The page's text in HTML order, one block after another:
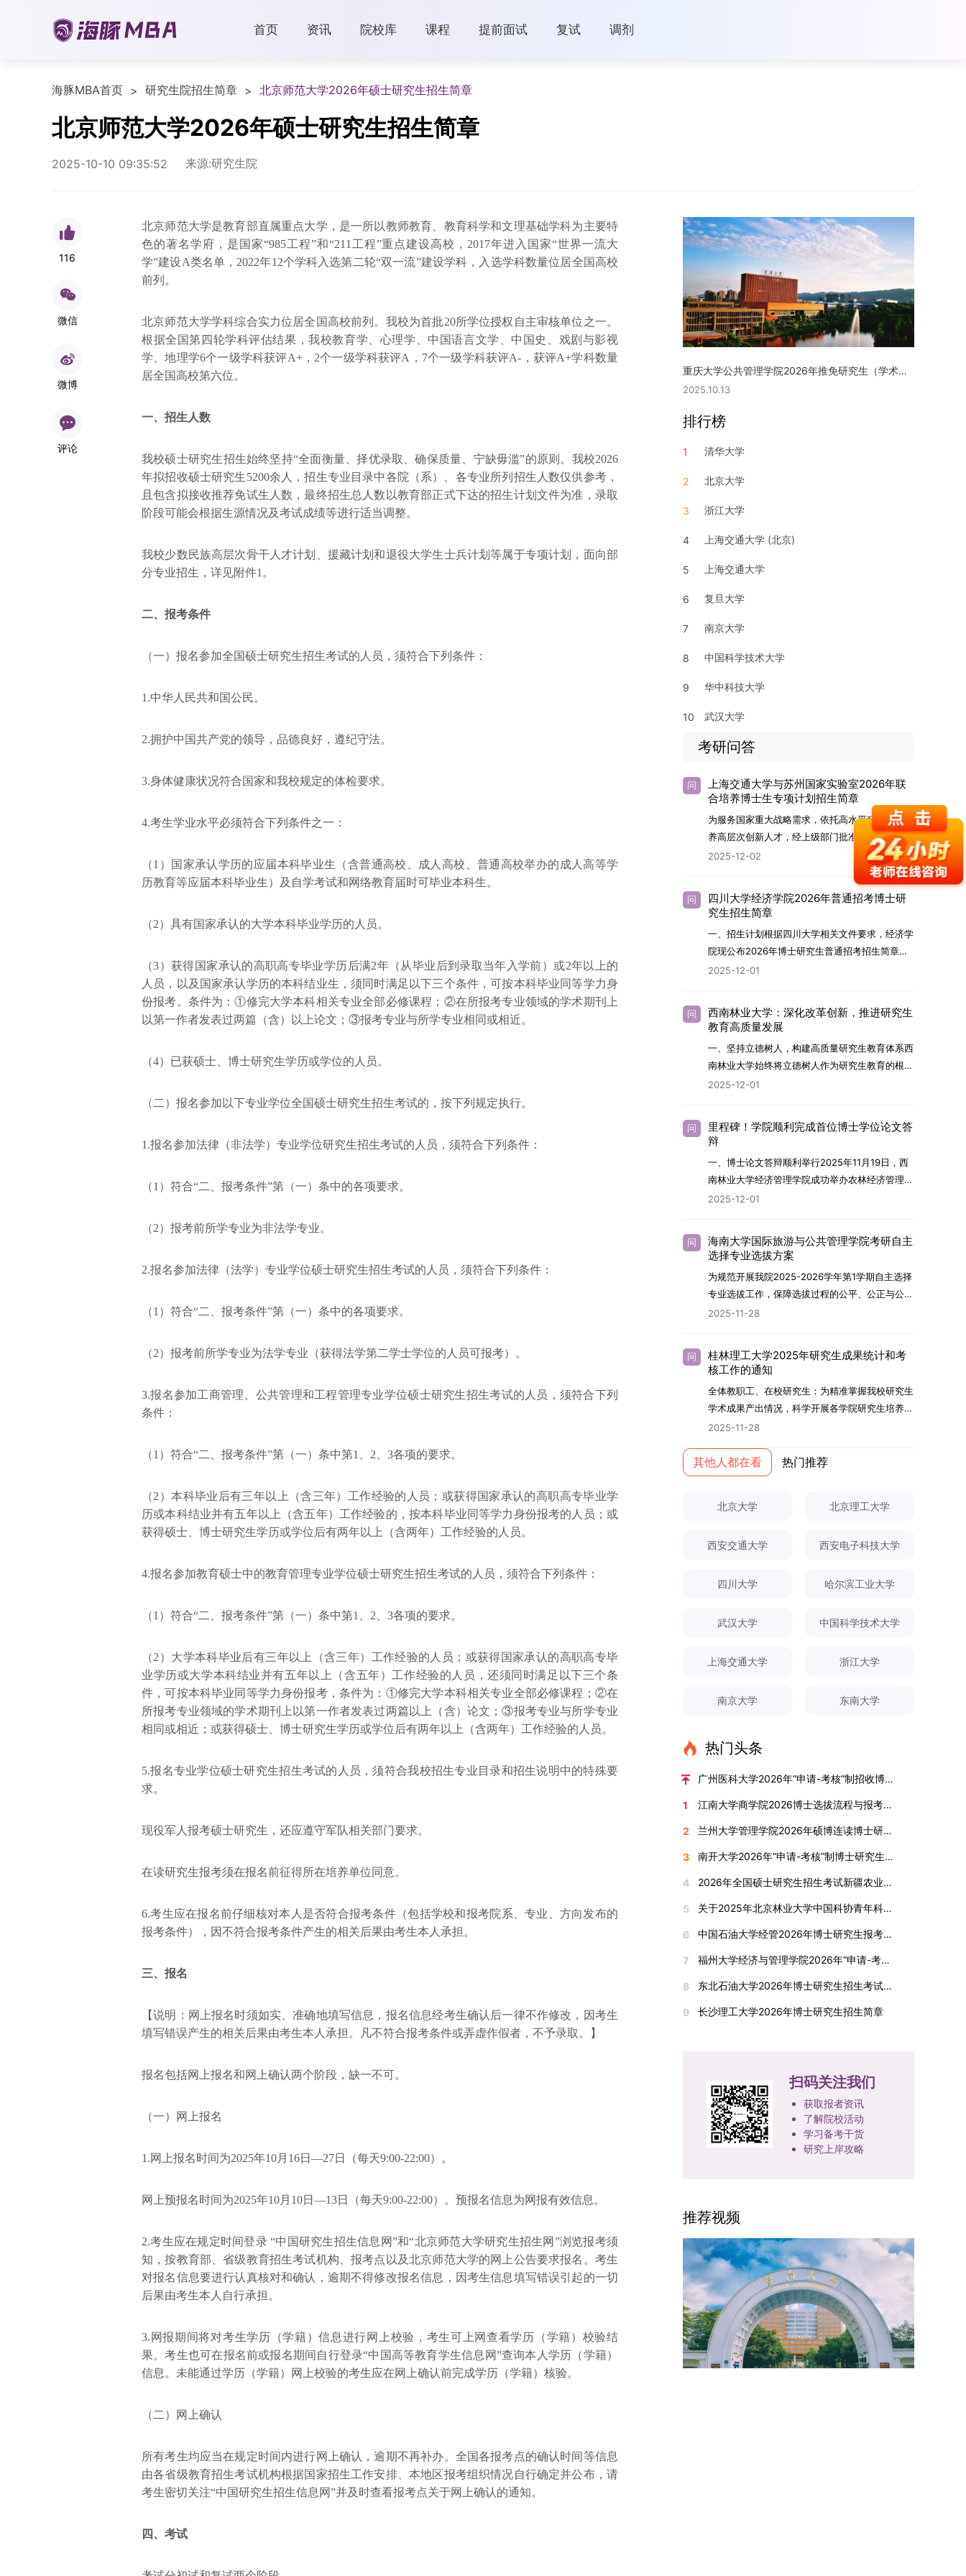
首页 资讯 院校库 课程 提前面试 复试 调剂
海豚MBA首页 > 研究生院招生简章 > 北京师范大学2026年硕士研究生招生简章
北京师范大学2026年硕士研究生招生简章
2025-10-10 09:35:52 来源:研究生院
116
微信
微博
评论
北京师范大学是教育部直属重点大学，是一所以教师教育、教育科学和文理基础学科为主要特
色的著名学府，是国家“985工程”和“211工程”重点建设高校，2017年进入国家“世界一流大
学”建设A类名单，2022年12个学科入选第二轮“双一流”建设学科，入选学科数量位居全国高校
前列。
北京师范大学学科综合实力位居全国高校前列。我校为首批20所学位授权自主审核单位之一。
根据全国第四轮学科评估结果，我校教育学、心理学、中国语言文学、中国史、戏剧与影视
学、地理学6个一级学科获评A+，2个一级学科获评A，7个一级学科获评A-，获评A+学科数量
居全国高校第六位。
一、招生人数
我校硕士研究生招生始终坚持“全面衡量、择优录取、确保质量、宁缺毋滥”的原则。我校2026
年拟招收硕士研究生5200余人，招生专业目录中各院（系）、各专业所列招生人数仅供参考，
且包含拟接收推荐免试生人数，最终招生总人数以教育部正式下达的招生计划文件为准，录取
阶段可能会根据生源情况及考试成绩等进行适当调整。
我校少数民族高层次骨干人才计划、援藏计划和退役大学生士兵计划等属于专项计划，面向部
分专业招生，详见附件1。
二、报考条件
（一）报名参加全国硕士研究生招生考试的人员，须符合下列条件：
1.中华人民共和国公民。
2.拥护中国共产党的领导，品德良好，遵纪守法。
3.身体健康状况符合国家和我校规定的体检要求。
4.考生学业水平必须符合下列条件之一：
（1）国家承认学历的应届本科毕业生（含普通高校、成人高校、普通高校举办的成人高等学
历教育等应届本科毕业生）及自学考试和网络教育届时可毕业本科生。
（2）具有国家承认的大学本科毕业学历的人员。
（3）获得国家承认的高职高专毕业学历后满2年（从毕业后到录取当年入学前）或2年以上的
人员，以及国家承认学历的本科结业生，须同时满足以下三个条件，可按本科毕业同等学力身
份报考。条件为：①修完大学本科相关专业全部必修课程；②在所报考专业领域的学术期刊上
以第一作者发表过两篇（含）以上论文；③报考专业与所学专业相同或相近。
（4）已获硕士、博士研究生学历或学位的人员。
（二）报名参加以下专业学位全国硕士研究生招生考试的，按下列规定执行。
1.报名参加法律（非法学）专业学位研究生招生考试的人员，须符合下列条件：
（1）符合“二、报考条件”第（一）条中的各项要求。
（2）报考前所学专业为非法学专业。
2.报名参加法律（法学）专业学位硕士研究生招生考试的人员，须符合下列条件：
（1）符合“二、报考条件”第（一）条中的各项要求。
（2）报考前所学专业为法学专业（获得法学第二学士学位的人员可报考）。
3.报名参加工商管理、公共管理和工程管理专业学位硕士研究生招生考试的人员，须符合下列
条件：
（1）符合“二、报考条件”第（一）条中第1、2、3各项的要求。
（2）本科毕业后有三年以上（含三年）工作经验的人员；或获得国家承认的高职高专毕业学
历或本科结业并有五年以上（含五年）工作经验的，按本科毕业同等学力身份报考的人员；或
获得硕士、博士研究生学历或学位后有两年以上（含两年）工作经验的人员。
4.报名参加教育硕士中的教育管理专业学位硕士研究生招生考试的人员，须符合下列条件：
（1）符合“二、报考条件”第（一）条中第1、2、3各项的要求。
（2）大学本科毕业后有三年以上（含三年）工作经验的人员；或获得国家承认的高职高专毕
业学历或大学本科结业并有五年以上（含五年）工作经验的人员，还须同时满足以下三个条
件，可按本科毕业同等学力身份报考，条件为：①修完大学本科相关专业全部必修课程；②在
所报考专业领域的学术期刊上以第一作者发表过两篇以上（含）论文；③报考专业与所学专业
相同或相近；或获得硕士、博士研究生学历或学位后有两年以上（含两年）工作经验的人员。
5.报名专业学位硕士研究生招生考试的人员，须符合我校招生专业目录和招生说明中的特殊要
求。
现役军人报考硕士研究生，还应遵守军队相关部门要求。
在读研究生报考须在报名前征得所在培养单位同意。
6.考生应在报名前仔细核对本人是否符合报考条件（包括学校和报考院系、专业、方向发布的
报考条件），因不符合报考条件产生的相关后果由考生本人承担。
三、报名
【说明：网上报名时须如实、准确地填写信息，报名信息经考生确认后一律不作修改，因考生
填写错误产生的相关后果由考生本人承担。凡不符合报考条件或弄虚作假者，不予录取。】
报名包括网上报名和网上确认两个阶段，缺一不可。
（一）网上报名
1.网上报名时间为2025年10月16日—27日（每天9:00-22:00）。
网上预报名时间为2025年10月10日—13日（每天9:00-22:00）。预报名信息为网报有效信息。
2.考生应在规定时间登录 “中国研究生招生信息网”和“北京师范大学研究生招生网”浏览报考须
知，按教育部、省级教育招生考试机构、报考点以及北京师范大学的网上公告要求报名。考生
对报名信息要进行认真核对和确认，逾期不得修改报名信息，因考生信息填写错误引起的一切
后果由考生本人自行承担。
3.网报期间将对考生学历（学籍）信息进行网上校验，考生可上网查看学历（学籍）校验结
果。考生也可在报名前或报名期间自行登录“中国高等教育学生信息网”查询本人学历（学籍）
信息。未能通过学历（学籍）网上校验的考生应在网上确认前完成学历（学籍）核验。
（二）网上确认
所有考生均应当在规定时间内进行网上确认，逾期不再补办。全国各报考点的确认时间等信息
由各省级教育招生考试机构根据国家招生工作安排、本地区报考组织情况自行确定并公布，请
考生密切关注“中国研究生招生信息网”并及时查看报考点关于网上确认的通知。
四、考试
重庆大学公共管理学院2026年推免研究生（学术型硕士）复试实施细则
2025.10.13
排行榜
1 清华大学
2 北京大学
3 浙江大学
4 上海交通大学 (北京)
5 上海交通大学
6 复旦大学
7 南京大学
8 中国科学技术大学
9 华中科技大学
10 武汉大学
考研问答
问
上海交通大学与苏州国家实验室2026年联
合培养博士生专项计划招生简章
为服务国家重大战略需求，依托高水平科研平台培
养高层次创新人才，经上级部门批准，苏州实验室
（全称“苏州国家实验室”）与上海交通大学将于
2026年继续合作开展博士研究生联合培养工作。
该项目旨在选拔优秀学子，在材料及相关前沿交叉
学科领域进行深度培养。相关招生政策及安排说明
展方向，培育具备科学家素养、创新精神与科研能
力，系统掌握学科前沿知识，能胜任高水平科学研
究与技术开发工作的未来领军人才。二、招生安排
（0805）、化学（0703）、电子科学与技术
（0809）、材料与化工（0856）、机械
（0855）、电子信息（0854）等相关专业。
（二）招生名额2026年度具体招生规模以国家最
博、硕博连读与申请-考核制，将根据考生综合素
质择优录取。（四）培养类别全部为全日制非定向
就业博士研究生。三、培养模式与学位管理（一）
学籍管理联合培养学生学籍隶属于上海交通大学，
基本修业年限按该校研究生学籍管理办法执行。
第一阶段于上海交通大学完成课程学习；第二阶段
进入苏州实验室，依托其重大科研任务开展课题研
定年限内达到上海交通大学毕业及学位授予要求
的，将获发上海交通大学博士研究生毕业证书并授
予博士学位。四、项目特色与支持条件（一）高水
料领域大科学装置与人工智能辅助研发平台，获得
前沿科研训练条件。（二）优质导师资源由包括院
士在内的资深科研人员组成导师团队，提供高水平
学术指导，并支持参与国际化学术交流。（三）优
厚奖助待遇提供具有竞争力的助研津贴与生活补
道在培养过程中表现优异者，毕业后可优先获得苏
州实验室的工作推荐机会。五、申请条件与报名流
足相应规定：本科直博生须符合上海交通大学推荐
请者应满足当年度上海交通大学博士研究生招生的
申请人须提前与意向导师沟通确认招生意向，并在
连读与申请-考核制考生需登录上海交通大学研招
名录内交大导师。（三）报名时间节点本科直博生
两批报名，第一批截止时间为2025年12月15日，
校及报考学院要求，如实提交全部申请材料并完成
通大学相关学院与苏州实验室联合组织，具体考核
形式、内容及流程以学院后续公布的方案为准。录
并重，报名及考核期间有违规或学术不端行为者将
按有关规定处理。七、其他事项（一）入学时间预
学费标准按上海交通大学相关规定执行；学生在读
期间享受学校与实验室共同提供的奖助学金待遇。
入实验室科研阶段后，由苏州实验室统筹安排住
宿。（四）未尽事宜参照上海交通大学2026年博
海市复旦大学MBA 华东理工大学MBA 浙江省
浙江工业大学MBA
2025-12-02
问
四川大学经济学院2026年普通招考博士研
究生招生简章
一、招生计划根据四川大学相关文件要求，经济学
院现公布2026年博士研究生普通招考招生简章。
2026年，学院博士研究生招生全面实行“申请-考
学院2026年博士生招生专业目录》。实际录取人
进行适当调整。除国家专项计划外，我院招收定向
就业考生的比例原则上不超过总计划的5%。全日
制定向就业考生在基本修业年限内须全脱产在校学
中国共产党的领导，品德良好，遵纪守法，身心健
康，并满足《四川大学2026年博士研究生招生章
程》中列出的各项基本条件。2.具备较强的科研能
力，并展现出良好的科研发展潜力。3.提交两份由
下两项要求：①以第一作者身份在报考学科领域
内发表期刊文章，其中至少1篇为A级、1篇为B级
（期刊等级依据《四川大学哲学社会科学期刊与应
用成果分级方案》认定）；②作为主要完成人获
得省部级二等奖及以上科研成果奖励（以证书为
前三。（二）网上报名及缴费报名及缴费统一在网
上进行，时间为2025年11月27日上午9:00至
读学校及学院发布的招生章程、简章及专业目录，
按规定完成报名及缴费。逾期未完成视为自动放
弃。（三）申请材料提交符合报考条件的考生，需
下载并填写《博士入学申请材料自查表》，按要求
整理申请材料，确保材料齐全、顺序正确。所有纸
10:00前寄达经济学院研究生招生办公室。重要提
不予退还。考生须对报名信息的真实性和准确性负
改，须在报名截止前重新填报。三、选拔与录取1.
料进行资格审查，核实考生报考资格、材料完整性
学院将根据材料评议成绩及招生计划，确定进入复
织的政治理论考试，具体时间地点另行通知，成绩
试安排复试环节将对考生的思想品德、专业素养、
外语能力、创新意识及综合素质进行全面考察。复
合”，适用于理论经济学与应用经济学各专业，形
式为闭卷，时长为3小时，满分100分。面试环节
个人科研经历、研究成果及博士阶段研究设想等。
复试成绩按百分制计算，笔试与面试成绩各占
成绩) ÷ 2。复试成绩低于60分者不予录取。同等
学力考生复试期间须加试两门本专业硕士学位主干
思想政治与品德考核复试期间将同步进行思想政治
定后，学院将向考生所在单位调取人事档案及现实
表现材料进行复核。考核不合格者不予录取。四、
录取办法1.考生总成绩由材料评议成绩和复试成绩
加权得出，具体计算公式为：总成绩 = 材料评议
成绩 × 50% + 复试成绩 × 50%。2.录取工作坚
生须在规定时间内提交符合要求的体检报告（二级
甲等及以上医院或四川大学校医院出具），体检标
准按教育部及学校相关规定执行。4.拟录取名单经
网上公示，并完成体检、政审、调档等程序后，学
院将向合格考生寄发录取通知书。
2025-12-01
问
西南林业大学：深化改革创新，推进研究生
教育高质量发展
一、坚持立德树人，构建高质量研究生教育体系西
南林业大学始终将立德树人作为研究生教育的根本
任务，积极响应“教育强国，研究生教育何为”的时
生导师立德树人职责实施细则（2025年修
才兼备、科技报国的远大志向，增强社会责任感和
人文关怀，促进个人成长与国家战略需求深度融
合。同时，学校制定《关于进一步加强研究生教育
诚信与学术道德教育，弘扬科学精神。学校坚
持“五育并举”育人理念，通过德育铸魂、智育启
智、体育强身、美育润心、劳育践行，全面培养能
够担当民族复兴大任的高素质人才。（一）强化思
生成长中的关键角色，推动形成以德为先、科研报
国的育人氛围。在加强学术规范和学风建设方面，
学校持续开展学术诚信教育，营造风清气正的学术
环境。（二）完善“五育并举”育人机制学校系统推
进德育、智育、体育、美育和劳育有机融合，构建
社会实践等多种途径，提升研究生的综合素质，培
养具有创新精神、实践能力和社会责任感的时代新
西南林业大学主动对接国家重大战略和区域发展需
育服务经济社会发展的能力。目前，学校拥有4个
一级学科硕士点和17个硕士专业学位点。“十四
究生规模增长达211%。在招生宣传方面，学校构
起全面推行“申请-考核”制博士招生，2025年进一
专业调整方面，学校实施存量专业优化行动，压缩
设，陆续开展“生物与医药”“低空技术与工程”等新
兴专业招生。学校还深化科教融合，单列专项招生
带植物园等科研机构开展联合培养，探索跨学科、
跨机构的研究生培养新机制。（一）推进招生制度
询平台，提升生源质量。推行“申请-考核”制博士
招生，并拓展直博与硕博连读渠道，增强招生方式
撤销合并低效专业、加强社会急需学科建设，学校
不断优化学科结构。面向国家战略和产业需求，加
化。（三）深化科教融合与协同育人学校与高水平
科研机构共建联合培养平台，打破传统院系壁垒，
科研创新能力与实践能力。三、深化培养模式改
专业学位研究生分类培养，优化前者课程体系的理
论深度，强化后者课程的应用性与实践性。在产教
融合方面，学校出台《科技小院管理办法》《研究
生联合培养基地建设管理办法》等文件，明确产学
研一体化培养定位。目前已建成8个省级科技小
级优质课程近50门。2025年，学校专项投入60余
万元设立研究生科研创新基金，支持学生开展前沿
研究。学校还设立“香樟学术讲坛”，拓展学生学术
视野。通过系列改革，研究生科研创新与学科竞赛
成果丰硕：2024年，研究生以第一作者发表的三
检索论文占比达91.55%；在“中国研究生创新实践
大赛”等赛事中，获国家级奖项30余项、省级奖项
200余项。（一）推进分类培养与课程体系建设学
校根据学术学位与专业学位不同定位，构建差异化
2025-12-01
问
里程碑！学院顺利完成首位博士学位论文答
辩
一、博士论文答辩顺利举行2025年11月19日，西
南林业大学经济管理学院成功举办农林经济管理专
业首届博士研究生学位论文答辩会。答辩地点设于
成。北京林业大学陈建成教授担任主席，委员包括
授，以及昆明理工大学冯朝睿教授。文枚的博士论
文选题为《加入合作社对茶农绿色生产行为的影响
研究》，该研究立足于茶农生产经营实际，围
合作社及其利益联结机制对茶农采纳绿色生产技术
行为的影响路径，不仅深化了合作社推动农业绿色
转型的理论认识，也促进了农业经济学与生态学相
关研究的交叉融合，为促进茶农增收、服务双碳目
与框架文枚博士的论文聚焦茶农参与合作社这一现
实背景，系统梳理了“认知—采纳—转型—收益”的
茶农的绿色生产决策，揭示了合作社在引导农业生
顾在答辩陈述环节，文枚就研究背景、分析框架、
了若干修改建议，并就如何进一步聚焦关键科学问
辩结果与培养意义（一）答辩结果经答辩委员会充
博士学位论文研究思路清晰、内容充实、调研扎
文答辩。文枚由张连刚教授指导完成学业，其答辩
位博士毕业生。待学校学位评定委员会审议通过
后，她也将成为云南省该专业首位获得博士学位的
顺利完成，是学院在农林经济管理博士研究生培养
方面取得的重要进展，反映了该学位点建设已初见
为未来农林经济管理学科的持续发展、学术交流与
合作注入了新的活力。
2025-12-01
问
海南大学国际旅游与公共管理学院考研自主
选择专业选拔方案
为规范开展我院2025-2026学年第1学期自主选择
专业选拔工作，保障选拔过程的公平、公正与公
开，依据《海南大学普通本科学生自主选择专业管
准备工作的通知》（海大本[2025]17号）两份核
际情况，特制定本实施方案。一、组建选拔工作专
项领导小组为统筹推进自主选择专业选拔全流程工
作，确保各项环节有序落地，学院专门成立选拔工
作领导小组。二、明确报名准入条件本次自主选择
专业选拔的报名对象限定为2025级全日制普通本
内。同时需特别说明的是，在高考招生环节中，国
式本次自主选择专业选拔考核采用“初试+复试”的
织，复试环节则由我院自主负责实施，具体安排如
间、考试科目、考场分布及相关要求，以《关于做
准备工作的通知》（海大本[2025]17号）文件中
考生综合能力与专业适配度的关键环节，我院将从
保考核结果客观准确。1. 复试考核构成复试成绩由
复试总成绩的40%，面试成绩占复试总成绩的
考查考生的英语阅读理解、书面写作及英汉互译能
力，全面评估其英语综合应用水平。（2）面试：
绍、综合素养评估（包括逻辑思维、沟通表达、应
变能力等）以及专业认知程度（包括对目标专业的
入目标专业学习的潜力。2. 复试时间安排复试时
间初步定于2026年1月6日（星期二）下午，具体
时长60分钟；（2）面试时段：15:50—17:50，时
长120分钟。若因报名人数调整或其他特殊情况需
生。3. 复试地点安排本次复试的举办地点为海南
考生密切关注。4. 综合成绩核算与录取规则考生
的最终综合成绩采用“初试+复试”加权计算方式，
其中学校统一初试成绩占比50%，学院复试总成绩
占比50%。综合成绩核算完成后，将按分数从高到
低进行排序，需要特别注意的是，初试成绩未达到
的考生中依次录取。若出现综合成绩相同的情况，
将按以下顺序进行成绩比对，确定最终录取名次：
第一步比对初试科目中“高等数学B”的成绩，成绩
高者优先；若该科目成绩仍相同，则比对复试
中“英语”科目的成绩，以成绩高者为优先录取对
象。5. 复试应试要求为保障复试工作的严肃性与
规范性，考生在参加笔试和面试时，必须携带本人
身份证及学生证原件，以便工作人员进行身份核
验。未按要求携带有效证件的考生，将无法进入考
场参与考核，由此产生的后果由考生自行承担。6.
2025-11-28
问
桂林理工大学2025年研究生成果统计和考
核工作的通知
全体教职工、在校研究生：为精准掌握我校研究生
学术成果产出情况，科学开展各学院研究生培养质
量评估工作，进一步推进研究生成果管理的规范
成果统计、审核及考核相关事宜通知如下：一、成
果统计范畴及填报规范本次成果统计对象为我校全
日前正式取得的各类学术成果。成果涵盖正式刊发
利、正式出版的专著、学科竞赛获奖证书及参与国
须登录桂林理工大学研究生教育综合管理信息系
统“论文发表信息维护”板块完成信息填报。该板块
真实准确、完整规范，若出现空项或错填情况，将
高水平论文，仅统计以桂林理工大学为第一署名单
究生为第二作者的论文；在Nature、Science、
Cell三大顶刊及其子刊发表的论文，不受作者排名
范围。其中，被SCI、EI、ISTP收录的论文，需额
外提供检索证明，论文全文与检索证明须合并为单
如下：1. 被SCI、EI、ISTP、SSCI、A&HCI来源期
刊收录的论文：需按“检索证明（如有）+分区报告
在国内核心期刊发表的论文：需上传论文全文扫描
件；3. 已收到正式录用通知但尚未刊发的论文：
稿。（二）科研奖励、专利及专著登记细则科研奖
励与专著（含软件著作权、学术专著）需已正式获
明材料均需整合为单个PDF文件上传。各类成果附
件材料要求如下：1. 科研奖励及竞赛获奖：仅限省
部级及以上级别奖励，需上传包含获奖者姓名的荣
誉证书或奖状彩色扫描件；2. 学术专著：需上传
封面、编者信息页、目录及封底的完整扫描件；3.
生作为竞赛团队负责人，参与学科竞赛（文艺、体
育类竞赛除外）并获得省部级三等奖及以上奖励的
成果，研究生需在系统“学科竞赛信息维护”菜单完
成填报。填报信息需与获奖证书内容完全一致，重
点包含参赛年份、竞赛全称、竞赛类别（从系统预
设列表中选择，具体分类可参考相关说明，无对应
选项时选择“其他”，并在竞赛名称中详细标注）、
获奖等级等核心信息。获奖级别分为国际级、国家
级、省部级三类，获奖等级分为特等奖、一等奖、
2025-11-28
其他人都在看 热门推荐
北京大学 北京理工大学
西安交通大学 西安电子科技大学
四川大学 哈尔滨工业大学
武汉大学 中国科学技术大学
上海交通大学 浙江大学
南京大学 东南大学
热门头条
广州医科大学2026年“申请-考核”制招收博士研究生报考公告
1 江南大学商学院2026博士选拔流程与报考条件汇总
2 兰州大学管理学院2026年硕博连读博士研究生招生“申请-考核”实施方案
3 南开大学2026年“申请-考核”制博士研究生招生录取工作实施细则
4 2026年全国硕士研究生招生考试新疆农业大学报考点网上确认公告
5 关于2025年北京林业大学中国科协青年科技人才培育工程博士生推荐工作的通知
6 中国石油大学经管2026年博士研究生报考通知
7 福州大学经济与管理学院2026年“申请-考核”制招收攻读博士学位研究生相关要求
8 东北石油大学2026年博士研究生招生考试实施细则
9 长沙理工大学2026年博士研究生招生简章
扫码关注我们
获取报者资讯
了解院校活动
学习备考干货
研究上岸攻略
推荐视频